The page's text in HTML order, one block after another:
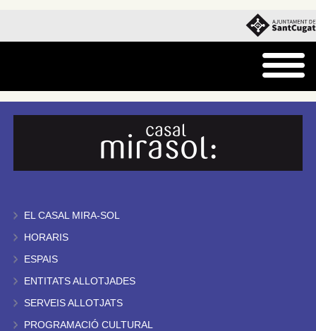
EL CASAL MIRA-SOL
HORARIS
ESPAIS
ENTITATS ALLOTJADES
SERVEIS ALLOTJATS
PROGRAMACIÓ CULTURAL